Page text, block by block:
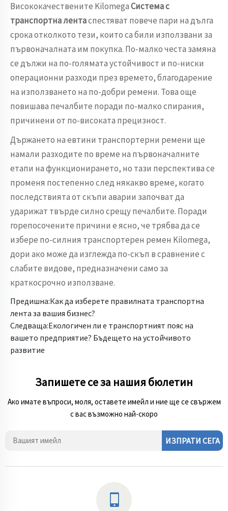
Висококачествените KilomegaСистема с
транспортна лентаспестяват повече пари на дълга
срока отколкото тези, които са били използвани за
първоначалната им покупка. По-малко честа замяна
се дължи на по-голямата устойчивост и по-ниски
операционни разходи през времето, благодарение
на използването на по-добри ремени. Това още
повишава печалбите поради по-малко спирания,
причинени от по-високата прецизност.
Държането на евтини транспортерни ремени ще
намали разходите по време на първоначалните
етапи на функционирането, но тази перспектива се
променя постепенно след някакво време, когато
последствията от скъпи аварии започват да
ударижат твърде силно срещу печалбите. Поради
горепосочените причини е ясно, че трябва да се
избере по-силния транспортерен ремен Kilomega,
дори ако може да изглежда по-скъп в сравнение с
слабите видове, предназначени само за
краткосрочно използване.
Предишна:Как да изберете правилната транспортна
лента за вашия бизнес?
Следваща:Екологичен ли е транспортният пояс на
вашето предприятие? Бъдещето на устойчивото
развитие
Запишете се за нашия бюлетин
Ако имате въпроси, моля, оставете имейл и ние ще се свържем
с вас възможно най-скоро
ИЗПРАТИ СЕГА